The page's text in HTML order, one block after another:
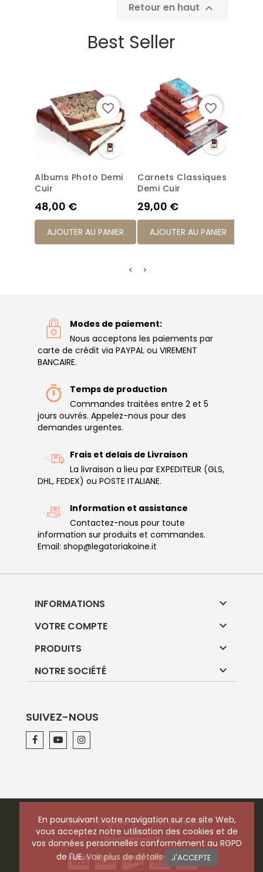
Retour en haut 
Best Seller
Albums Photo Demi
Cuir
Prix
48,00 €
AJOUTER AU PANIER
favorite_border
Carnets Classiques
Demi Cuir
Prix
29,00 €
AJOUTER AU PANIER
favorite_border
Modes de paiement:
Nous acceptons les paiements par
carte de crédit via PAYPAL ou VIREMENT
BANCAIRE.
Temps de production
Commandes traitées entre 2 et 5
jours ouvrés. Appelez-nous pour des
demandes urgentes.
Frais et delais de Livraison
La livraison a lieu par EXPEDITEUR (GLS,
DHL, FEDEX) ou POSTE ITALIANE.
Information et assistance
Contactez-nous pour toute
information sur produits et commandes.
Email: shop@legatoriakoine.it
INFORMATIONS 
VOTRE COMPTE 
PRODUITS 
NOTRE SOCIÉTÉ 
En poursuivant votre navigation sur ce site Web,
vous acceptez notre utilisation des cookies et de
vos données personnelles conformément au RGPD
de l'UE. Voir plus de détails J'ACCEPTE
SUIVEZ-NOUS
© 2026 - Logiciel e-commerce par
PrestaShop™